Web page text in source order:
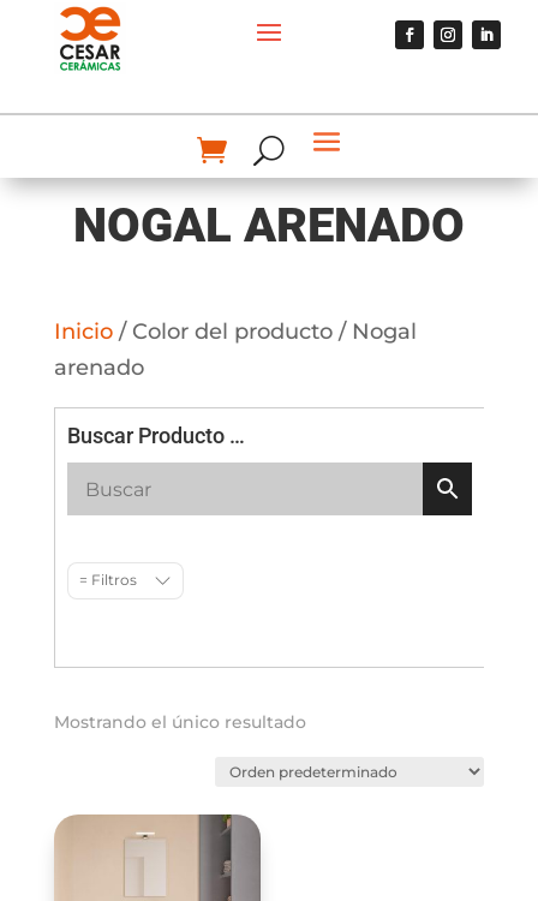
NOGAL ARENADO
Inicio/ Color del producto / Nogal
arenado
Buscar Producto …
= Filtros
Mostrando el único resultado